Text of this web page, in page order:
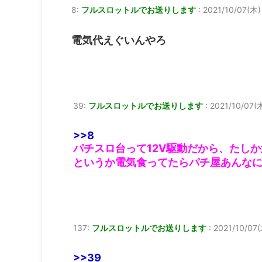
8: フルスロットルでお送りします : 2021/10/07(木
電気代えぐいんやろ
39: フルスロットルでお送りします : 2021/10/07(
>>8
パチスロ台って12V駆動だから、たし
というか電気食ってたらパチ屋あんな
137: フルスロットルでお送りします : 2021/10/
>>39